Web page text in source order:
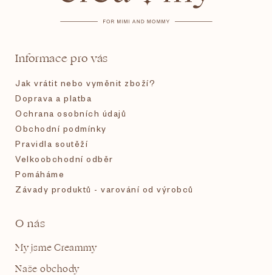
Informace pro vás
Jak vrátit nebo vyměnit zboží?
Doprava a platba
Ochrana osobních údajů
Obchodní podmínky
Pravidla soutěží
Velkoobchodní odběr
Pomáháme
Závady produktů - varování od výrobců
O nás
My jsme Creammy
Naše obchody